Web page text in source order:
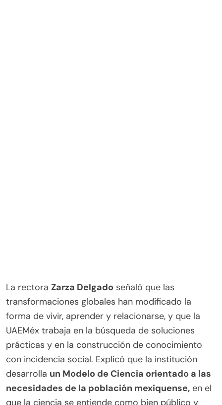
La rectora Zarza Delgado señaló que las
transformaciones globales han modificado la
forma de vivir, aprender y relacionarse, y que la
UAEMéx trabaja en la búsqueda de soluciones
prácticas y en la construcción de conocimiento
con incidencia social. Explicó que la institución
desarrolla un Modelo de Ciencia orientado a las
necesidades de la población mexiquense, en el
que la ciencia se entiende como bien público y